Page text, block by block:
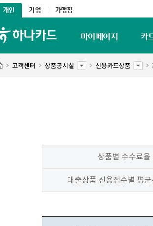
개인 기업 가맹점
마이페이지 카
고객센터 상품공시실 신용카드상품
상품별 수수료율
대출상품 신용점수별 평